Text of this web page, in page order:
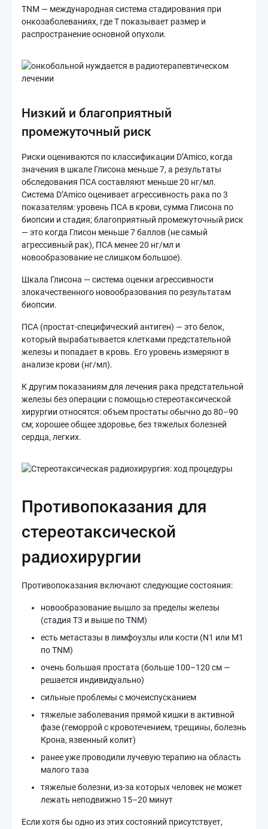
TNM — международная система стадирования при
онкозаболеваниях, где T показывает размер и
распространение основной опухоли.
Низкий и благоприятный
промежуточный риск
Риски оцениваются по классификации D’Amico, когда
значения в шкале Глисона меньше 7, а результаты
обследования ПСА составляют меньше 20 нг/мл.
Система D’Amico оценивает агрессивность рака по 3
показателям: уровень ПСА в крови, сумма Глисона по
биопсии и стадия; благоприятный промежуточный риск
— это когда Глисон меньше 7 баллов (не самый
агрессивный рак), ПСА менее 20 нг/мл и
новообразование не слишком большое).
Шкала Глисона — система оценки агрессивности
злокачественного новообразования по результатам
биопсии.
ПСА (простат-специфический антиген) — это белок,
который вырабатывается клетками предстательной
железы и попадает в кровь. Его уровень измеряют в
анализе крови (нг/мл).
К другим показаниям для лечения рака предстательной
железы без операции с помощью стереотаксической
хирургии относятся: объем простаты обычно до 80–90
см; хорошее общее здоровье, без тяжелых болезней
сердца, легких.
Противопоказания для
стереотаксической
радиохирургии
Противопоказания включают следующие состояния:
новообразование вышло за пределы железы
(стадия T3 и выше по TNM)
есть метастазы в лимфоузлы или кости (N1 или M1
по TNM)
очень большая простата (больше 100–120 см —
решается индивидуально)
сильные проблемы с мочеиспусканием
тяжелые заболевания прямой кишки в активной
фазе (геморрой с кровотечением, трещины, болезнь
Крона, язвенный колит)
ранее уже проводили лучевую терапию на область
малого таза
тяжелые болезни, из-за которых человек не может
лежать неподвижно 15–20 минут
Если хотя бы одно из этих состояний присутствует,